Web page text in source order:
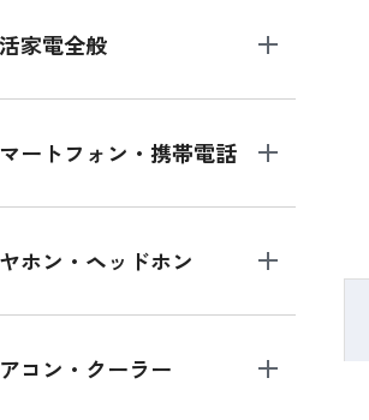
家電全般
ートフォン・携帯電話
ホン・ヘッドホン
コン・クーラー